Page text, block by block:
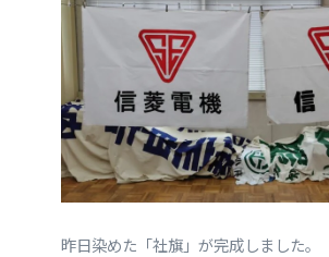
昨日染めた「社旗」が完成しました。